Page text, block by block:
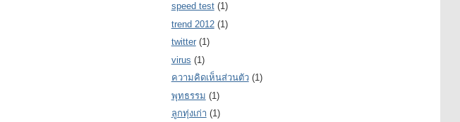
speed test (1)
trend 2012 (1)
twitter (1)
virus (1)
ความคิดเห็นส่วนตัว (1)
พุทธรรม (1)
ลูกทุ่งเก่า (1)